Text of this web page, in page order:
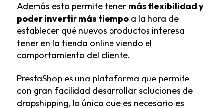
Además esto permite tener más flexibilidad y
poder invertir más tiempoa la hora de
establecer qué nuevos productos interesa
tener en la tienda online viendo el
comportamiento del cliente.
PrestaShop es una plataforma que permite
con gran facilidad desarrollar soluciones de
dropshipping, lo único que es necesario es